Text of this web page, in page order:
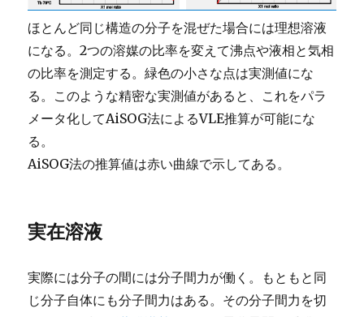
ほとんど同じ構造の分子を混ぜた場合には理想溶液
になる。2つの溶媒の比率を変えて沸点や液相と気相
の比率を測定する。緑色の小さな点は実測値にな
る。このような精密な実測値があると、これをパラ
メータ化してAiSOG法によるVLE推算が可能にな
る。
AiSOG法の推算値は赤い曲線で示してある。
実在溶液
実際には分子の間には分子間力が働く。もともと同
じ分子自体にも分子間力はある。その分子間力を切